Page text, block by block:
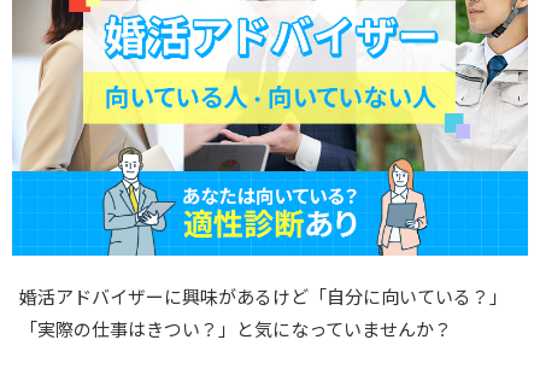
婚活アドバイザーに興味があるけど「自分に向いている？」
「実際の仕事はきつい？」と気になっていませんか？